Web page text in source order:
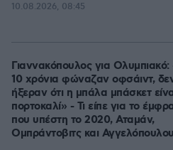
10.08.2026, 08:45
Γιαννακόπουλος για Ολυμπιακό:
10 χρόνια φώναζαν οφσάιντ,
ήξεραν ότι η μπάλα μπάσκετ
πορτοκαλί» - Τι είπε για το
που υπέστη το 2020, Αταμάν,
Ομπράντοβιτς και